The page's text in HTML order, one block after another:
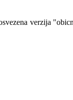
verzija